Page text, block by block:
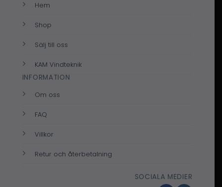
Hem
Shop
Sälj till oss
KAM Vindteknik
INFORMATION
Om oss
FAQ
Villkor
Retur och återbetalning
SOCIALA MEDIER